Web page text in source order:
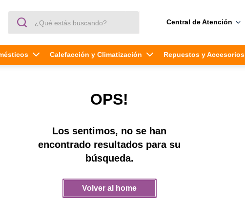
Central de Atención
Calefacción y Climatización Repuestos y Accesorios
OPS!
Los sentimos, no se han
encontrado resultados para su
búsqueda.
Volver al home